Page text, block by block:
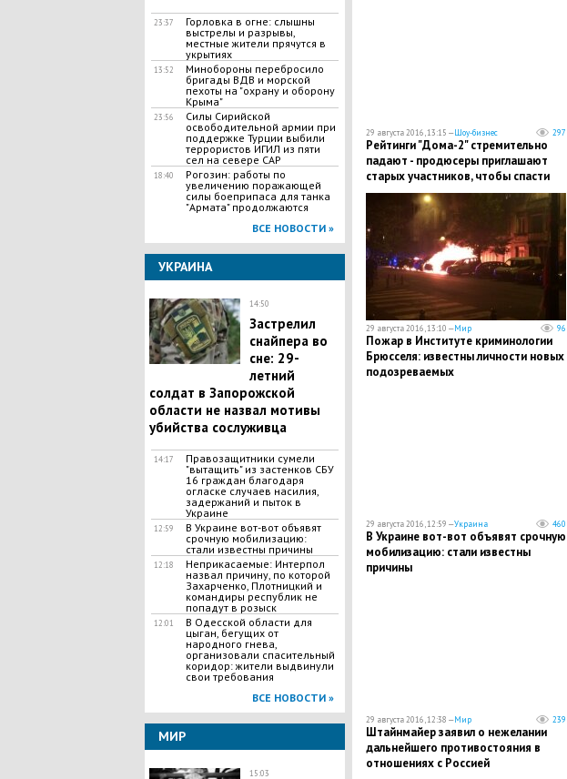
23:37
Горловка в огне: слышны
выстрелы и разрывы,
местные жители прячутся в
укрытиях
13:52
Минобороны перебросило
бригады ВДВ и морской
пехоты на "охрану и оборону
Крыма"
23:56
Силы Сирийской
освободительной армии при
поддержке Турции выбили
террористов ИГИЛ из пяти
сел на севере САР
18:40
Рогозин: работы по
увеличению поражающей
силы боеприпаса для танка
"Армата" продолжаются
ВСЕ НОВОСТИ »
УКРАИНА
14:50
Застрелил
снайпера во
сне: 29-
летний
солдат в Запорожской
области не назвал мотивы
убийства сослуживца
14:17
Правозащитники сумели
"вытащить" из застенков СБУ
16 граждан благодаря
огласке случаев насилия,
задержаний и пыток в
Украине
12:59
В Украине вот-вот объявят
срочную мобилизацию:
стали известны причины
12:18
Неприкасаемые: Интерпол
назвал причину, по которой
Захарченко, Плотницкий и
командиры республик не
попадут в розыск
12:01
В Одесской области для
цыган, бегущих от
народного гнева,
организовали спасительный
коридор: жители выдвинули
свои требования
ВСЕ НОВОСТИ »
МИР
15:03
29 августа 2016, 13:15 —Шоу-бизнес 297
Рейтинги "Дома-2" стремительно
падают - продюсеры приглашают
старых участников, чтобы спасти
шоу
29 августа 2016, 13:10 —Мир 96
Пожар в Институте криминологии
Брюсселя: известны личности новых
подозреваемых
29 августа 2016, 12:59 —Украина 460
В Украине вот-вот объявят срочную
мобилизацию: стали известны
причины
29 августа 2016, 12:38 —Мир 239
Штайнмайер заявил о нежелании
дальнейшего противостояния в
отношениях с Россией